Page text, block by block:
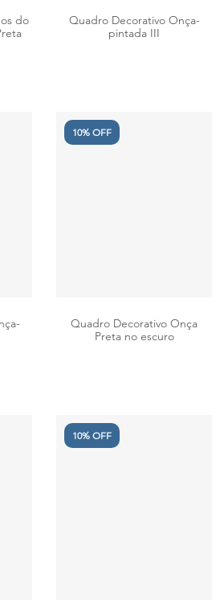
do
Quadro Decorativo Onça-
pintada III
10% OFF
Quadro Decorativo Onça
Preta no escuro
10% OFF